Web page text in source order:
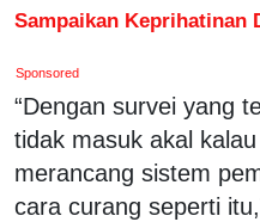
Sampaikan Keprihatinan
Sponsored
“Dengan survei yang
tidak masuk akal
merancang sistem
cara curang seperti